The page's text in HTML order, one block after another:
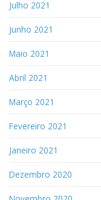
Julho 2021
Junho 2021
Maio 2021
Abril 2021
Março 2021
Fevereiro 2021
Janeiro 2021
Dezembro 2020